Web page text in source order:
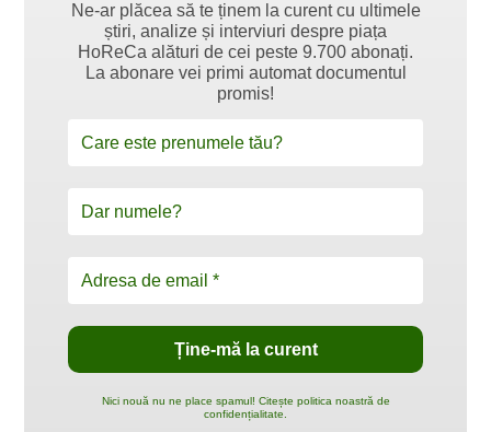
Ne-ar plăcea să te ținem la curent cu ultimele
știri, analize și interviuri despre piața
HoReCa alături de cei peste 9.700 abonați.
La abonare vei primi automat documentul
promis!
Nici nouă nu ne place spamul! Citește politica noastră de
confidențialitate.